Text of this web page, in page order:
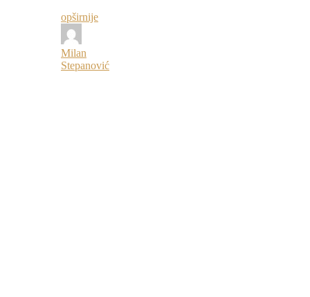
opširnije
Milan
Stepanović